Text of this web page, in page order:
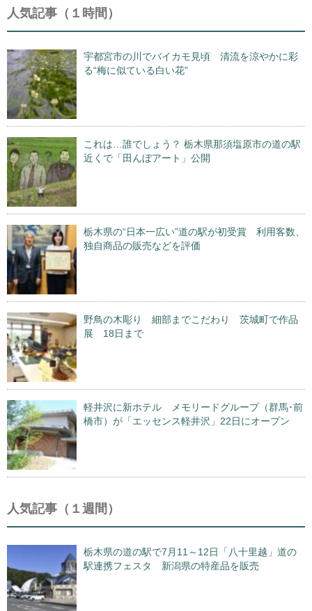
人気記事（１時間）
宇都宮市の川でバイカモ見頃 清流を涼やかに彩
る“梅に似ている白い花”
これは…誰でしょう？ 栃木県那須塩原市の道の駅
近くで「田んぼアート」公開
栃木県の“日本一広い”道の駅が初受賞 利用客数、
独自商品の販売などを評価
野鳥の木彫り 細部までこだわり 茨城町で作品
展 18日まで
軽井沢に新ホテル メモリードグループ（群馬･前
橋市）が「エッセンス軽井沢」22日にオープン
人気記事（１週間）
栃木県の道の駅で7月11～12日「八十里越」道の
駅連携フェスタ 新潟県の特産品を販売